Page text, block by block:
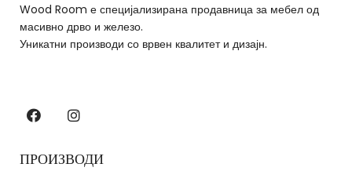
Wood Room е специјализирана продавница за мебел од
масивно дрво и железо.
Уникатни производи со врвен квалитет и дизајн.
ПРОИЗВОДИ